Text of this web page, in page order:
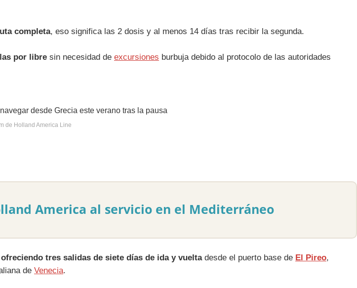
completa, eso significa las 2 dosis y al menos 14 días tras recibir la segunda.
por libre sin necesidad de excursiones burbuja debido al protocolo de las autoridades
de Holland America Line
America al servicio en el Mediterráneo
tres salidas de siete días de ida y vueltadesde el puerto base de El Pireo,
de Venecia.